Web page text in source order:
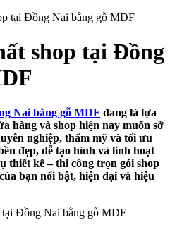
tại Đồng Nai bằng gỗ MDF
shop tại Đồng
Nai bằng gỗ MDF đang là lựa
hàng và shop hiện nay muốn sở
nghiệp, thẩm mỹ và tối ưu
đẹp, dễ tạo hình và linh hoạt
thiết kế – thi công trọn gói shop
bạn nổi bật, hiện đại và hiệu